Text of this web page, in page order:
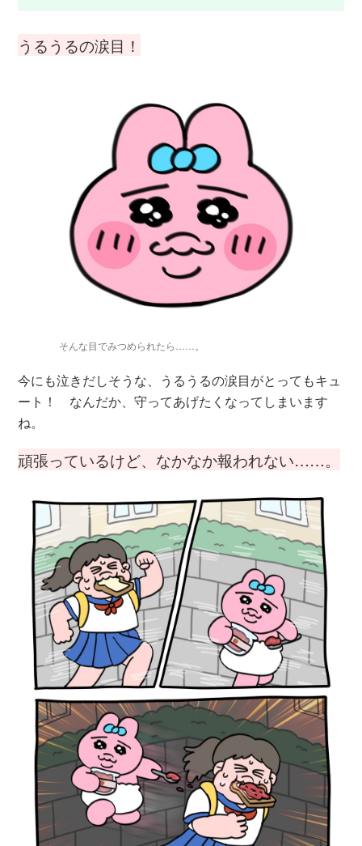
うるうるの涙目！
そんな目でみつめられたら……。
今にも泣きだしそうな、うるうるの涙目がとってもキュ
ート！ なんだか、守ってあげたくなってしまいます
ね。
頑張っているけど、なかなか報われない……。